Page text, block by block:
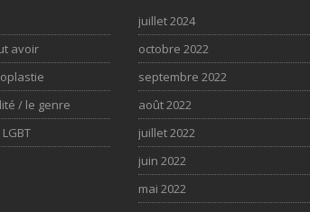
avoir
/ le genre
juillet 2024
octobre 2022
septembre 2022
août 2022
juillet 2022
juin 2022
mai 2022